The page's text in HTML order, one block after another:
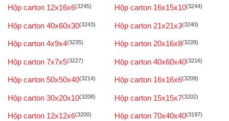
Hộp carton 12x16x6(3245) Hộp carton 16x15x10(3244)
Hộp carton 40x60x30(3243) Hộp carton 21x21x3(3240)
Hộp carton 4x9x4(3235) Hộp carton 20x16x8(3228)
Hộp carton 7x7x5(3227) Hộp carton 40x60x40(3216)
Hộp carton 50x50x40(3214) Hộp carton 16x16x6(3209)
Hộp carton 30x20x10(3208) Hộp carton 15x15x7(3202)
Hộp carton 12x12x6(3200) Hộp carton 70x40x40(3197)